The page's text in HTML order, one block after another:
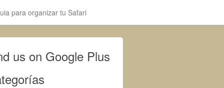
para organizar tu Safari
us on Google Plus